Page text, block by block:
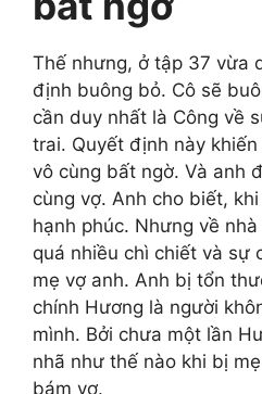
Thế nhưng, ở tập 37 vừa
định buông bỏ. Cô sẽ
cần duy nhất là Công về
trai. Quyết định này
vô cùng bất ngờ. Và anh
cùng vợ. Anh cho biết,
hạnh phúc. Nhưng về
quá nhiều chì chiết và sự
mẹ vợ anh. Anh bị tổn
chính Hương là người
mình. Bởi chưa một lần
nhã như thế nào khi bị
bám vợ.